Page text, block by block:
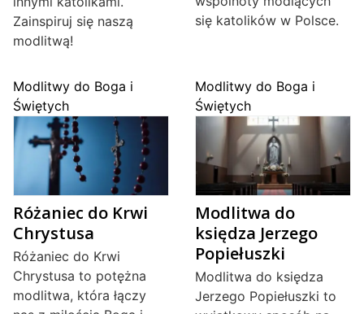
Zainspiruj się naszą
modlitwą!
się katolików w Polsce.
Modlitwy do Boga i
Świętych
Różaniec do Krwi
Chrystusa
Różaniec do Krwi
Chrystusa to potężna
modlitwa, która łączy
Modlitwy do Boga i
Świętych
Modlitwa do
księdza Jerzego
Popiełuszki
Modlitwa do księdza
Jerzego Popiełuszki to